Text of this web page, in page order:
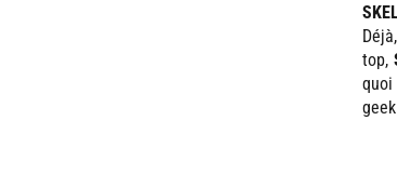
top,
quoi